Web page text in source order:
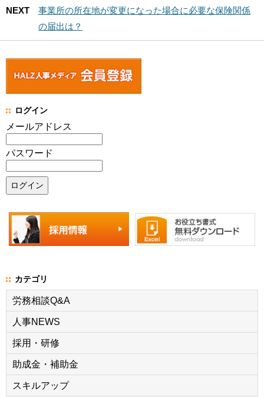
NEXT
事業所の所在地が変更になった場合に必要な保険関係
の届出は？
ログイン
メールアドレス
パスワード
カテゴリ
労務相談Q&A
人事NEWS
採用・研修
助成金・補助金
スキルアップ